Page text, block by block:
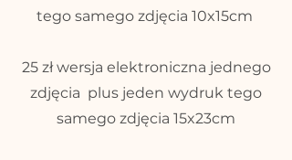
tego samego zdjęcia 10x15cm
25 zł wersja elektroniczna jednego
zdjęcia plus jeden wydruk tego
samego zdjęcia 15x23cm